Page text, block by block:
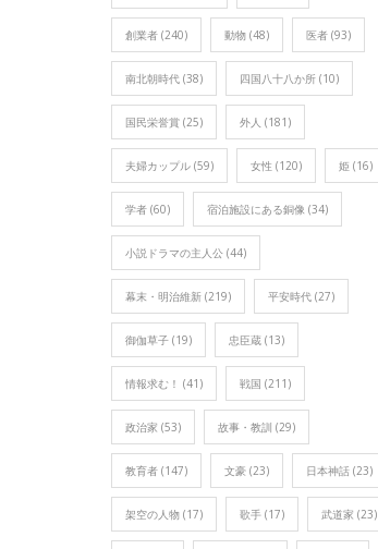
創業者 (240) 動物 (48) 医者 (93)
南北朝時代 (38) 四国八十八か所 (10)
国民栄誉賞 (25) 外人 (181)
夫婦カップル (59) 女性 (120) 姫 (16)
学者 (60) 宿泊施設にある銅像 (34)
小説ドラマの主人公 (44)
幕末・明治維新 (219) 平安時代 (27)
御伽草子 (19) 忠臣蔵 (13)
情報求む！ (41) 戦国 (211)
政治家 (53) 故事・教訓 (29)
教育者 (147) 文豪 (23) 日本神話 (23)
架空の人物 (17) 歌手 (17) 武道家 (23)